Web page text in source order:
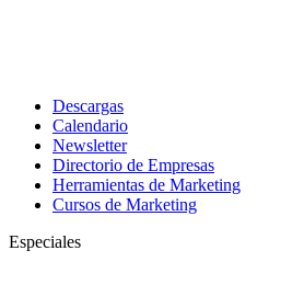
Descargas
Calendario
Newsletter
Directorio de Empresas
Herramientas de Marketing
Cursos de Marketing
Especiales